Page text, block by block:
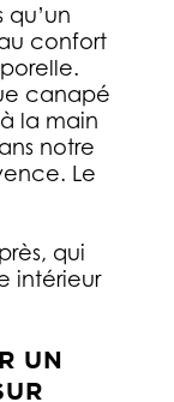
confort
canapé
la main
notre
Le
qui
intérieur
UN